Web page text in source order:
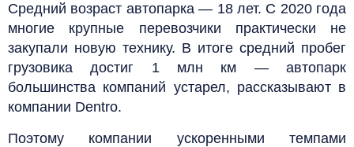
Средний возраст автопарка — 18 лет. С 2020 года
многие крупные перевозчики практически не
закупали новую технику. В итоге средний пробег
грузовика достиг 1 млн км — автопарк
большинства компаний устарел, рассказывают в
компании Dentro.
Поэтому компании ускоренными темпами